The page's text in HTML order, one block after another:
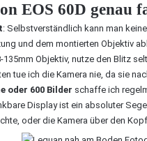
EOS 60D genau
: Selbstverständlich kann man
und dem montierten Objektiv
Objektiv, nutze den Blitz
tue ich die Kamera nie, da sie
oder 600 Bilder schaffe ich
Display ist ein absoluter
oder die Kamera über den